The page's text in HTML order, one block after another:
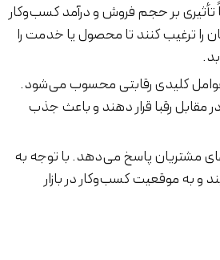
تأثیری بر حجم فروش و درآمد کسب‌وکار
ترغیب کنند تا محصول یا خدمت را
عوامل کلیدی رقابتی محسوب می‌شود.
مقابل رقبا قرار دهند و باعث جذب
مشتریان پاسخ می‌دهد. با توجه به
و به موقعیت کسب‌وکار در بازار